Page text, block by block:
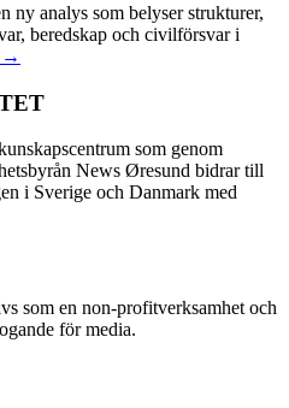
ny analys som belyser strukturer,
beredskap och civilförsvar i
→
som genom
News Øresund bidrar till
i Sverige och Danmark med
som en non-profitverksamhet och
för media.